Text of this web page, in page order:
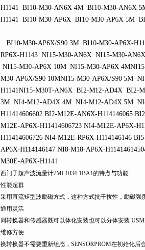
H1141 BI10-M30-AN6X 4M BI10-M30-AN6X
H1141 BI10-M30-AP6X BI10-M30-AP6X 5M
BI10-M30-AP6X/S90 3M BI10-M30-AP6X-
RP6X-H1143 NI15-M30-AN6X NI15-M30-
NI15-M30-AP6X 10M NI15-M30-AP6X
M30-AP6X/S90 10MNI15-M30-AP6X/S90 5M
H1141NI15-M30T-AN6X BI2-M12-AD4X BI2-
3M NI4-M12-AD4X 4M NI4-M12-AD4X 5M
H11414606602 BI2-M12E-AN6X-H114146065
M12E-AP6X-H11414606723 NI4-M12E-AP6X-
H11414606726 NI4-M12E-RP6X-H114146146
AP6X-H114146147 NI8-M18-AP6X-
M30E-AP6X-H1141
西门子超声波流量计7ML1034-1BA1的特点与功能
性能超群
采用直流矩型波励磁方式，这种方式抗干扰性，励磁强
通用灵活
同转换器和传感器既可以体化安装也可以分体安装
维修方便
换转换器不需要重新组态，SENSORPROM在初始化后